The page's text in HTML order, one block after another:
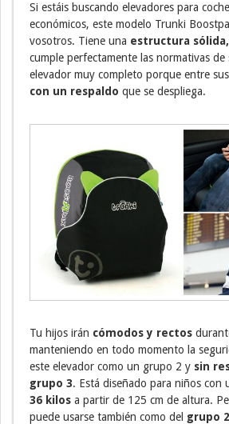
Si estáis buscando elevadores para
económicos, este modelo Trunki
vosotros. Tiene una estructura
cumple perfectamente las normativas de
elevador muy completo porque entre
con un respaldo que se despliega.
Tu hijos irán cómodos y rectos
manteniendo en todo momento la
este elevador como un grupo 2 y sin
grupo 3. Está diseñado para niños con
36 kilos a partir de 125 cm de altura.
puede usarse también como del grupo 2